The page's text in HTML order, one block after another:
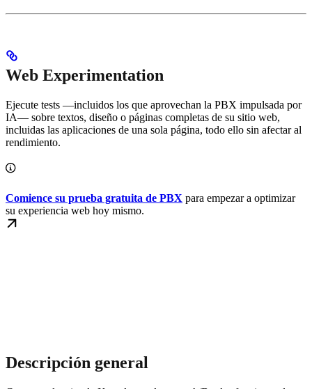
Web Experimentation
Ejecute tests —incluidos los que aprovechan la PBX impulsada por
IA— sobre textos, diseño o páginas completas de su sitio web,
incluidas las aplicaciones de una sola página, todo ello sin afectar al
rendimiento.
Comience su prueba gratuita de PBX para empezar a optimizar
su experiencia web hoy mismo.
Descripción general